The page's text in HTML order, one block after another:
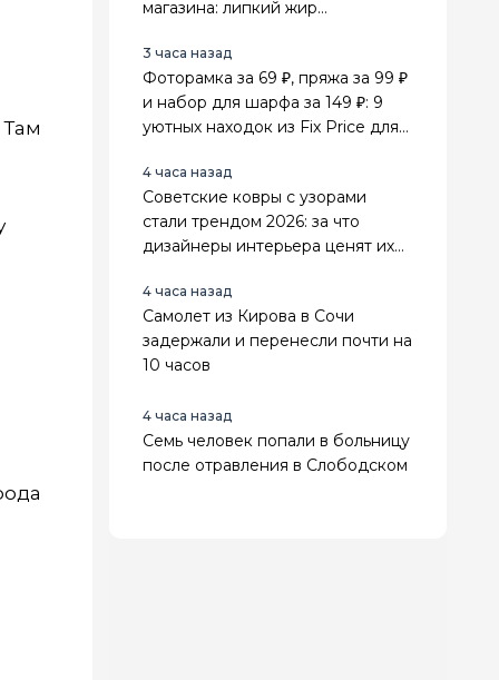
магазина: липкий жир
3 часа назад
Фоторамка за 69 ₽, пряжа за 99 ₽
и набор для шарфа за 149 ₽: 9
уютных находок из Fix Price для
4 часа назад
Советские ковры с узорами
стали трендом 2026: за что
дизайнеры интерьера ценят их
4 часа назад
Самолет из Кирова в Сочи
задержали и перенесли почти на
10 часов
4 часа назад
Семь человек попали в больницу
после отравления в Слободском